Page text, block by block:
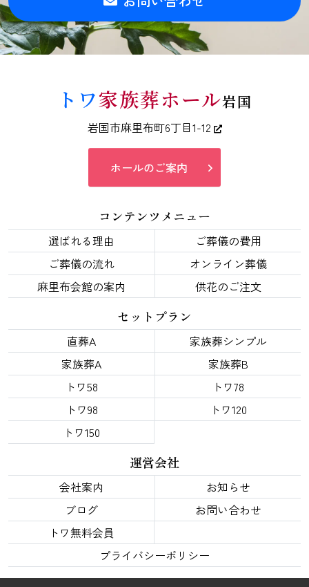
トワ家族葬ホール岩国
岩国市麻里布町6丁目1-12
ホールのご案内
コンテンツメニュー
選ばれる理由
ご葬儀の費用
ご葬儀の流れ
オンライン葬儀
麻里布会館の案内
供花のご注文
セットプラン
直葬A
家族葬シンプル
家族葬A
家族葬B
トワ58
トワ78
トワ98
トワ120
トワ150
運営会社
会社案内
お知らせ
ブログ
お問い合わせ
トワ無料会員
プライバシーポリシー